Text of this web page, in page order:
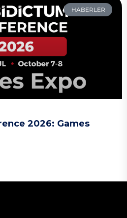
HABERLER
2026: Games